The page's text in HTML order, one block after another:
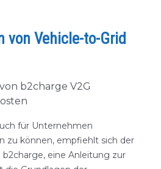
von Vehicle-to-Grid
für Unternehmen
zu können, empfiehlt sich der
b2charge, eine Anleitung zur